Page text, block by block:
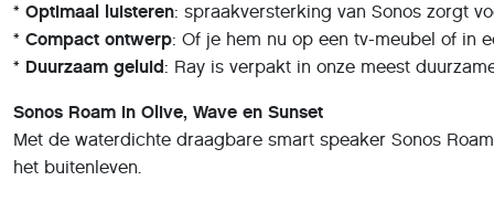
* Optimaal luisteren: spraakversterking van Sonos zorgt
* Compact ontwerp: Of je hem nu op een tv-meubel of in
* Duurzaam geluid: Ray is verpakt in onze meest
Sonos Roam in Olive, Wave en Sunset
Met de waterdichte draagbare smart speaker Sonos
het buitenleven.